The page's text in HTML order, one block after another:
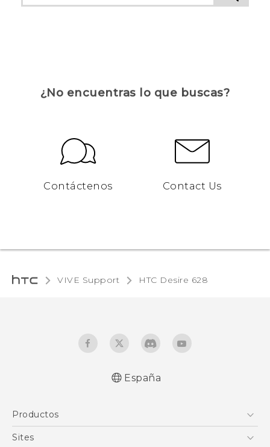
¿No encuentras lo que buscas?
Contáctenos Contact Us
VIVE Support HTC Desire 628‎
España
Productos
Smartphones
Sites